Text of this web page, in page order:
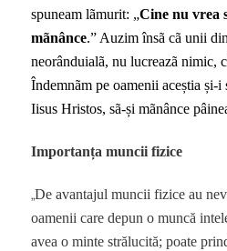
spuneam lãmurit: „Cine nu vrea
mãnânce.” Auzim însã cã unii
neorânduialã, nu lucreazã nimic,
Îndemnãm pe oamenii aceștia
Iisus Hristos, sã-și mãnânce
Importanța muncii fizice
„De avantajul muncii fizice au
oamenii care depun o muncă
avea o minte strălucită; poate